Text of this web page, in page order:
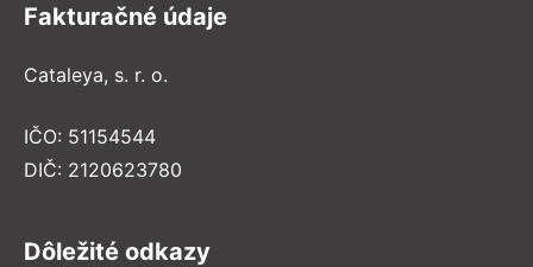
Fakturačné údaje
Cataleya, s. r. o.
IČO: 51154544
DIČ: 2120623780
Dôležité odkazy